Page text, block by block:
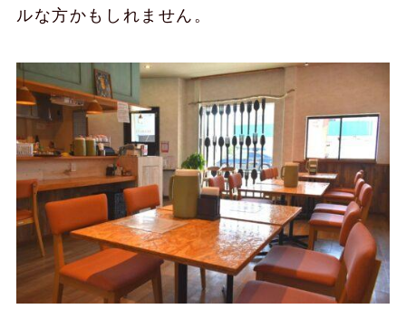
ルな方かもしれません。